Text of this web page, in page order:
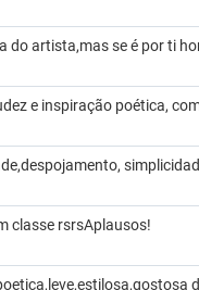
do artista,mas se é por ti
e inspiração poética,
classe rsrsAplausos!